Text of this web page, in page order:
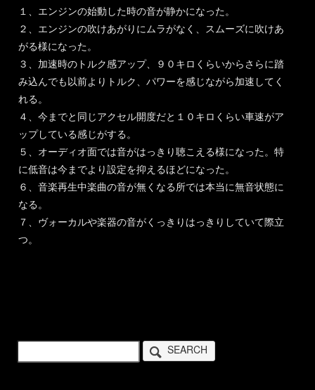
１、エンジンの始動した時の音が静かになった。
２、エンジンの吹けあがりにムラがなく、スムーズに吹けあ
がる様になった。
３、加速時のトルク感アップ、９０キロくらいからさらに踏
み込んでも以前よりトルク、パワーを感じながら加速してく
れる。
４、今までと同じアクセル開度だと１０キロくらい車速がア
ップしている感じがする。
５、オーディオ面では音がはっきり聴こえる様になった。特
に低音は今までより設定を抑えるほどになった。
６、音楽再生中楽曲の音が無くなる所では本当に無音状態に
なる。
７、ヴォーカルや楽器の音がくっきりはっきりしていて際立
つ。
SEARCH